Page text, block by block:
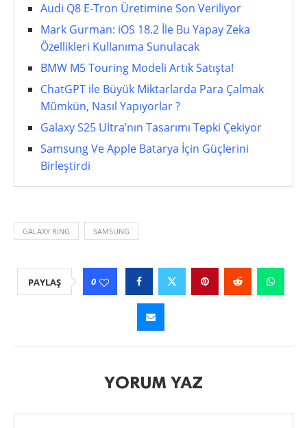
Audi Q8 E-Tron Üretimine Son Veriliyor
Mark Gurman: iOS 18.2 İle Bu Yapay Zeka
Özellikleri Kullanıma Sunulacak
BMW M5 Touring Modeli Artık Satışta!
ChatGPT ile Büyük Miktarlarda Para Çalmak
Mümkün, Nasıl Yapıyorlar ?
Galaxy S25 Ultra’nın Tasarımı Tepki Çekiyor
Samsung Ve Apple Batarya İçin Güçlerini
Birleştirdi
GALAXY RING SAMSUNG
PAYLAŞ 0
YORUM YAZ